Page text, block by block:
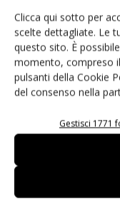
Clicca qui sotto per
scelte dettagliate. Le
questo sito. È
momento, compreso
pulsanti della Cookie
del consenso nella
Gestisci 1771
Edicola web
PCB Magazine